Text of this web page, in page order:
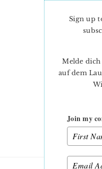
Sign up
Melde
auf dem
Join my